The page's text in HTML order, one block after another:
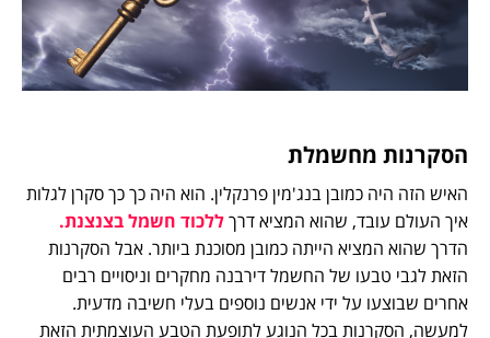
הסקרנות מחשמלת
האיש הזה היה כמובן בנג'מין פרנקלין. הוא היה כך כך סקרן לגלות
איך העולם עובד, שהוא המציא דרךללכוד חשמל בצנצנת.
הדרך שהוא המציא הייתה כמובן מסוכנת ביותר. אבל הסקרנות
הזאת לגבי טבעו של החשמל דירבנה מחקרים וניסויים רבים
אחרים שבוצעו על ידי אנשים נוספים בעלי חשיבה מדעית.
למעשה, הסקרנות בכל הנוגע לתופעת הטבע העוצמתית הזאת